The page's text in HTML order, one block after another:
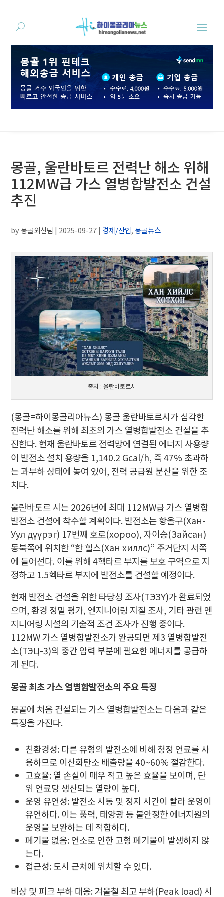
몽골, 울란바토르 전력난 해소 위해
112MW급 가스 열병합발전소 건설
추진
by몽골외신팀 | 2025-09-27| 경제/산업,몽골뉴스
출처 : 울란바토르시
(몽골=하이몽골리아뉴스) 몽골 울란바토르시가 심각한
전력난 해소를 위해 최초의 가스 열병합발전소 건설을 추
진한다. 현재 울란바토르 전력망에 연결된 에너지 사용량
이 발전소 설치 용량을 1,140.2 Gcal/h, 즉 47% 초과하
는 과부하 상태에 놓여 있어, 전력 공급원 분산을 위한 조
치다.
울란바토르 시는 2026년에 최대 112MW급 가스 열병합
발전소 건설에 착수할 계획이다. 발전소는 항올구(Хан-
Уул дүүрэг) 17번째 호로(хороо), 자이승(Зайсан)
동북쪽에 위치한 “한 힐스(Хан хиллс)” 주거단지 서쪽
에 들어선다. 이를 위해 4헥타르 부지를 보호 구역으로 지
정하고 1.5헥타르 부지에 발전소를 건설할 예정이다.
현재 발전소 건설을 위한 타당성 조사(TЭЗҮ)가 완료되었
으며, 환경 정밀 평가, 엔지니어링 지질 조사, 기타 관련 엔
지니어링 시설의 기술적 조건 조사가 진행 중이다.
112MW 가스 열병합발전소가 완공되면 제3 열병합발전
소(ТЭЦ-3)의 중간 압력 부분에 필요한 에너지를 공급하
게 된다.
몽골 최초 가스 열병합발전소의 주요 특징
몽골에 처음 건설되는 가스 열병합발전소는 다음과 같은
특징을 가진다.
친환경성: 다른 유형의 발전소에 비해 청정 연료를 사
용하므로 이산화탄소 배출량을 40~60% 절감한다.
고효율: 열 손실이 매우 적고 높은 효율을 보이며, 단
위 연료당 생산되는 열량이 높다.
운영 유연성: 발전소 시동 및 정지 시간이 빨라 운영이
유연하다. 이는 풍력, 태양광 등 불안정한 에너지원의
운영을 보완하는 데 적합하다.
폐기물 없음: 연소로 인한 고형 폐기물이 발생하지 않
는다.
접근성: 도시 근처에 위치할 수 있다.
비상 및 피크 부하 대응: 겨울철 최고 부하(Peak load) 시